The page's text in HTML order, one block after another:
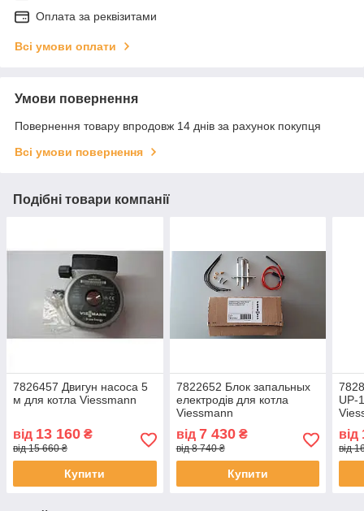
Оплата за реквізитами
Всі умови оплати
Умови повернення
Повернення товару впродовж 14 днів за рахунок покупця
Всі умови повернення
Подібні товари компанії
7826457 Двигун насоса 5
м для котла Viessmann
від 13 160 ₴
від 15 660 ₴
Купити
7822652 Блок запальных
електродів для котла
Viessmann
від 7 430₴
від 8 740 ₴
Купити
UP-
від
від